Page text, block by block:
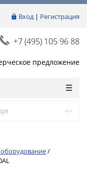
Вход| Регистрация
+7 (495) 105 96 88
предложение
/